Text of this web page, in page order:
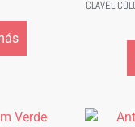
CLAVEL